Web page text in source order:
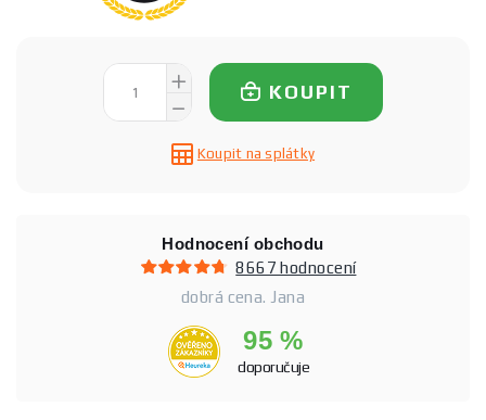
KOUPIT
Koupit na splátky
Hodnocení obchodu
8667 hodnocení
dobrá cena. Jana
95 %
doporučuje